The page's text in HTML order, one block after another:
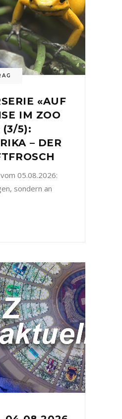
«AUF
IM ZOO
(3/5):
– DER
05.08.2026:
sondern an